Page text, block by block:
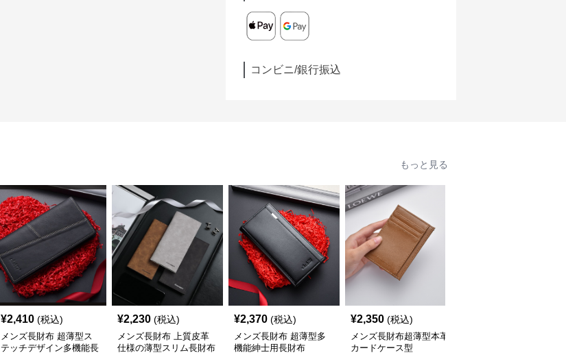
コンビニ/銀行振込
もっと見る
¥2,410 (税込)
メンズ長財布 超薄型ス
テッチデザイン多機能長
¥2,230 (税込)
メンズ長財布 上質皮革
仕様の薄型スリム長財布
¥2,370 (税込)
メンズ長財布 超薄型多
機能紳士用長財布
¥2,350 (税込)
メンズ長財布超薄型本革
カードケース型